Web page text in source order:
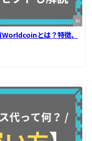
AI
とは？特徴、